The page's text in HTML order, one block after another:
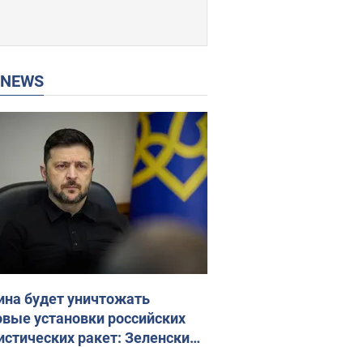
NEWS
будет уничтожать
установки российских
ракет: Зеленский